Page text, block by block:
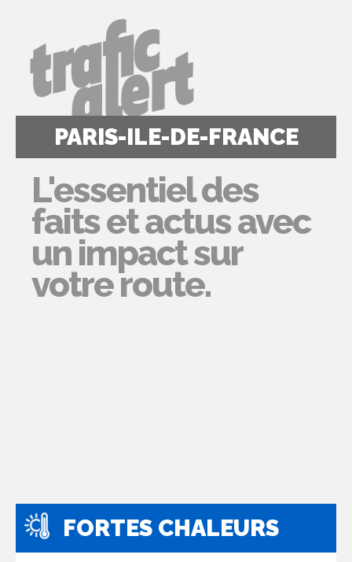
PARIS-ILE-DE-FRANCE
L'essentiel des
faits et actus avec
un impact sur
votre route.
FORTES CHALEURS